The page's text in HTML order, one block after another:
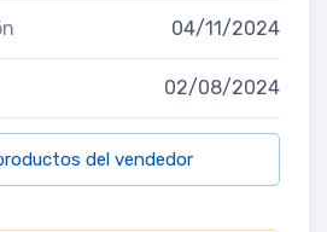
04/11/2024
02/08/2024
del vendedor